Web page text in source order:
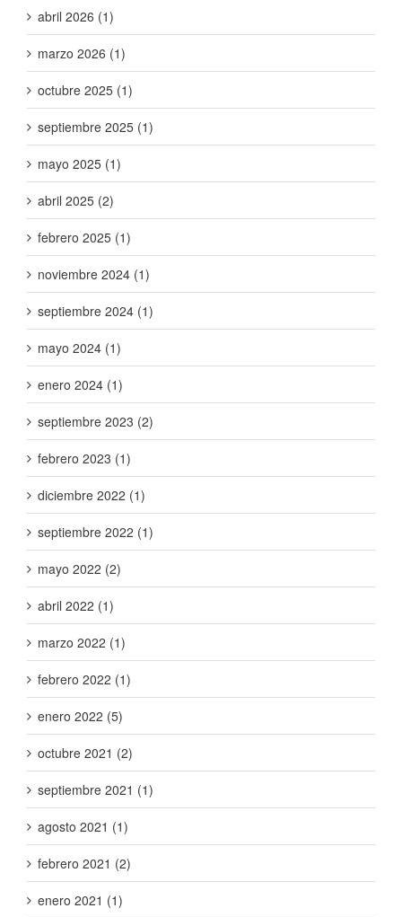
abril 2026 (1)
marzo 2026 (1)
octubre 2025 (1)
septiembre 2025 (1)
mayo 2025 (1)
abril 2025 (2)
febrero 2025 (1)
noviembre 2024 (1)
septiembre 2024 (1)
mayo 2024 (1)
enero 2024 (1)
septiembre 2023 (2)
febrero 2023 (1)
diciembre 2022 (1)
septiembre 2022 (1)
mayo 2022 (2)
abril 2022 (1)
marzo 2022 (1)
febrero 2022 (1)
enero 2022 (5)
octubre 2021 (2)
septiembre 2021 (1)
agosto 2021 (1)
febrero 2021 (2)
enero 2021 (1)